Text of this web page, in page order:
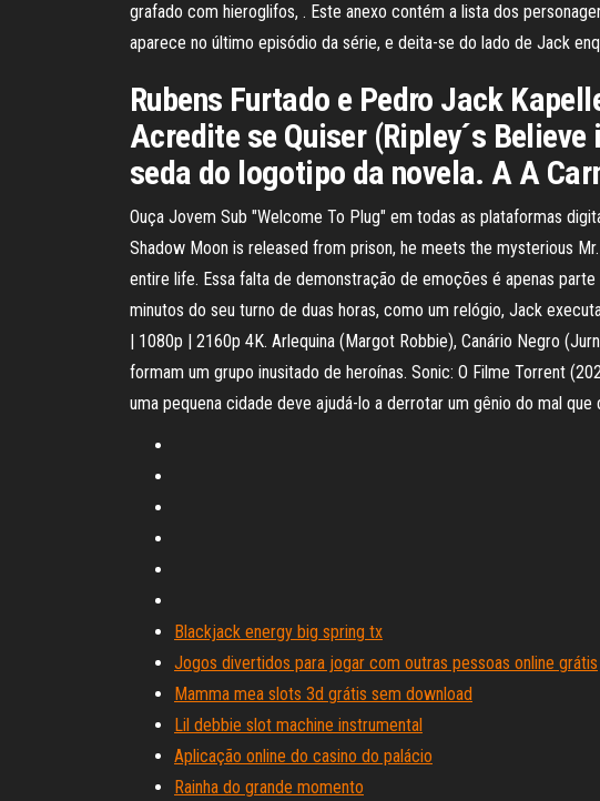
grafado com hieroglifos, . Este anexo contém a lista dos
aparece no último episódio da série, e deita-se do lado de Jack
Rubens Furtado e Pedro Jack
Acredite se Quiser (Ripley´s
seda do logotipo da novela. A A
Ouça Jovem Sub "Welcome To Plug" em todas as plataformas
Shadow Moon is released from prison, he meets the mysterious
entire life. Essa falta de demonstração de emoções é apenas
minutos do seu turno de duas horas, como um relógio, Jack
| 1080p | 2160p 4K. Arlequina (Margot Robbie), Canário Negro
formam um grupo inusitado de heroínas. Sonic: O Filme Torrent
uma pequena cidade deve ajudá-lo a derrotar um gênio do mal
Blackjack energy big spring tx
Jogos divertidos para jogar com outras pessoas online grátis
Mamma mea slots 3d grátis sem download
Lil debbie slot machine instrumental
Aplicação online do casino do palácio
Rainha do grande momento